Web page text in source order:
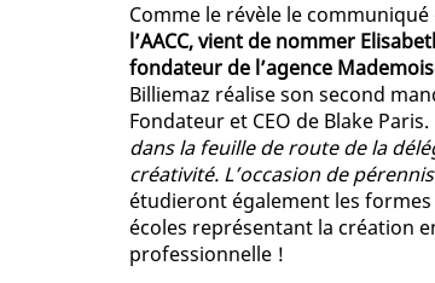
Comme le révèle le
l’AACC, vient de nommer
fondateur de l’agence
Billiemaz réalise son second
Fondateur et CEO de Blake Paris.
dans la feuille de route de la
créativité. L’occasion de
étudieront également les formes
écoles représentant la création
professionnelle !